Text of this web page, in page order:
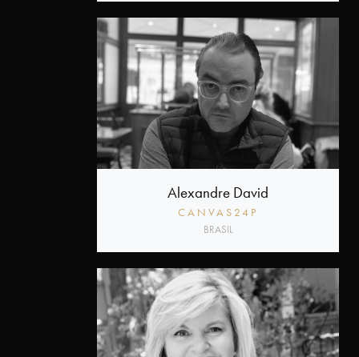
Alexandre David
CANVAS24P
BRASIL